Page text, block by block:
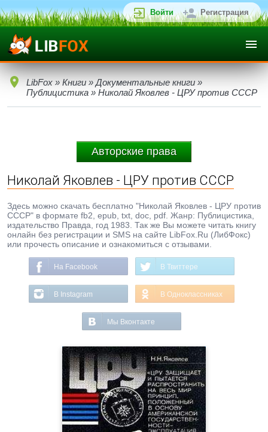
Войти Регистрация
LibFox » Книги » Документальные книги »
Публицистика » Николай Яковлев - ЦРУ против СССР
Авторские права
Николай Яковлев - ЦРУ против СССР
Здесь можно скачать бесплатно "Николай Яковлев - ЦРУ против
СССР" в формате fb2, epub, txt, doc, pdf. Жанр: Публицистика,
издательство Правда, год 1983. Так же Вы можете читать книгу
онлайн без регистрации и SMS на сайте LibFox.Ru (ЛибФокс)
или прочесть описание и ознакомиться с отзывами.
На Facebook В Твиттере
В Instagram В Одноклассниках
Мы Вконтакте